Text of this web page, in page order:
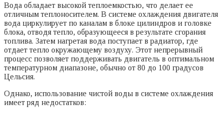
Вода обладает высокой теплоемкостью, что делает ее
отличным теплоносителем. В системе охлаждения двигателя
вода циркулирует по каналам в блоке цилиндров и головке
блока, отводя тепло, образующееся в результате сгорания
топлива. Затем нагретая вода поступает в радиатор, где
отдает тепло окружающему воздуху. Этот непрерывный
процесс позволяет поддерживать двигатель в оптимальном
температурном диапазоне, обычно от 80 до 100 градусов
Цельсия.
Однако, использование чистой воды в системе охлаждения
имеет ряд недостатков: